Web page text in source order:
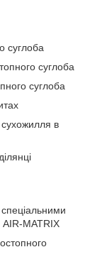
суглоба
суглоба
суглоба
в
спеціальними
MATRIX